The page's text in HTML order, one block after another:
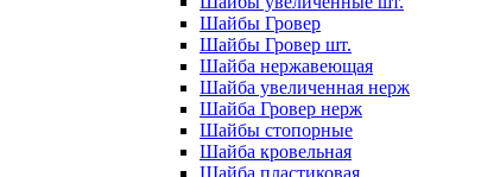
Шайбы Гровер
Шайбы Гровер шт.
Шайба нержавеющая
Шайба увеличенная нерж
Шайба Гровер нерж
Шайбы стопорные
Шайба кровельная
Шайба пластиковая